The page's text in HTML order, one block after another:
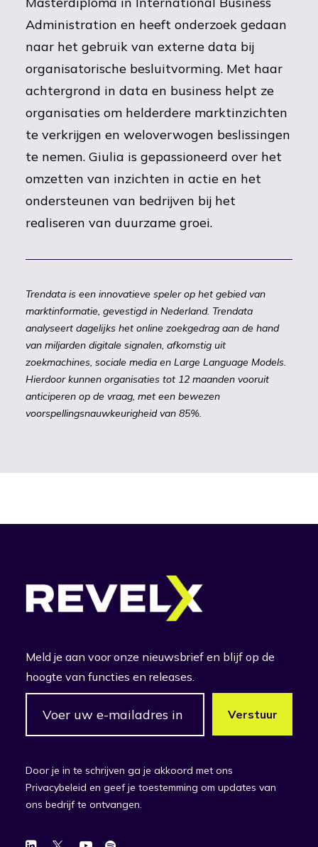
Administration en heeft onderzoek gedaan
naar het gebruik van externe data bij
organisatorische besluitvorming. Met haar
achtergrond in data en business helpt ze
organisaties om helderdere marktinzichten
te verkrijgen en weloverwogen beslissingen
te nemen. Giulia is gepassioneerd over het
omzetten van inzichten in actie en het
ondersteunen van bedrijven bij het
realiseren van duurzame groei.
Trendata is een innovatieve speler op het gebied van
marktinformatie, gevestigd in Nederland. Trendata
analyseert dagelijks het online zoekgedrag aan de hand
van miljarden digitale signalen, afkomstig uit
zoekmachines, sociale media en Large Language Models.
Hierdoor kunnen organisaties tot 12 maanden vooruit
anticiperen op de vraag, met een bewezen
voorspellingsnauwkeurigheid van 85%.
Meld je aan voor onze nieuwsbrief en blijf op de
hoogte van functies en releases.
Door je in te schrijven ga je akkoord met ons
Privacybeleid en geef je toestemming om updates van
ons bedrijf te ontvangen.